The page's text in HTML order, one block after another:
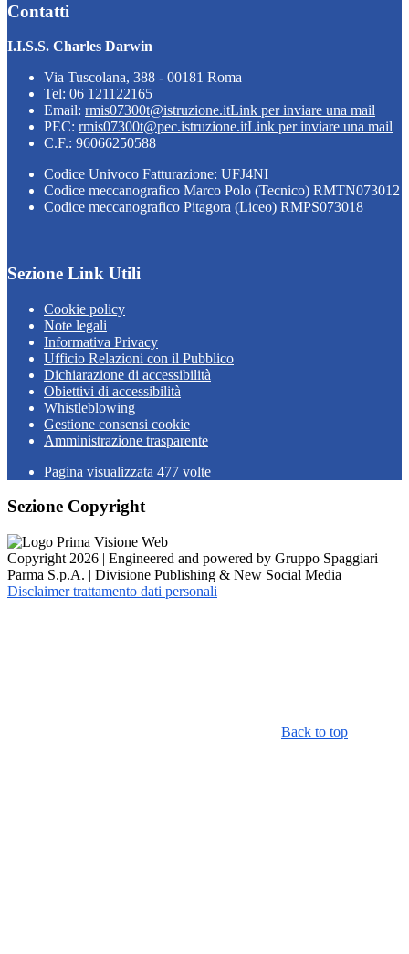
Contatti
I.I.S.S. Charles Darwin
Via Tuscolana, 388 - 00181 Roma
Tel: 06 121122165
Email: rmis07300t@istruzione.itLink per inviare una mail
PEC: rmis07300t@pec.istruzione.itLink per inviare una mail
C.F.: 96066250588
Codice Univoco Fatturazione: UFJ4NI
Codice meccanografico Marco Polo (Tecnico) RMTN073012
Codice meccanografico Pitagora (Liceo) RMPS073018
Sezione Link Utili
Cookie policy
Note legali
Informativa Privacy
Ufficio Relazioni con il Pubblico
Dichiarazione di accessibilità
Obiettivi di accessibilità
Whistleblowing
Gestione consensi cookie
Amministrazione trasparente
Pagina visualizzata 477 volte
Sezione Copyright
Copyright 2026 | Engineered and powered by Gruppo Spaggiari
Parma S.p.A. | Divisione Publishing & New Social Media
Disclaimer trattamento dati personali
Back to top